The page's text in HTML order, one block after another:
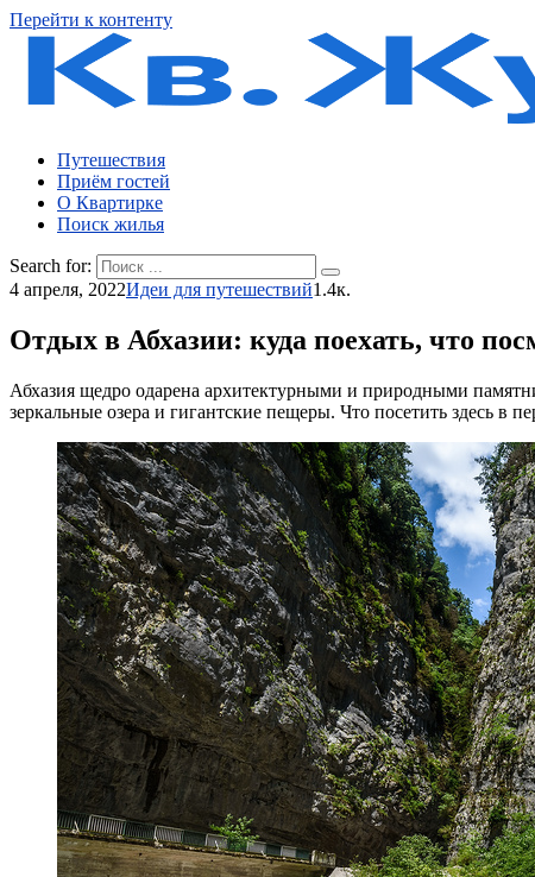
Перейти к контенту
Путешествия
Приём гостей
О Квартирке
Поиск жилья
Search for:
4 апреля, 2022Идеи для путешествий1.4к.
Отдых в Абхазии: куда поехать, что
Абхазия щедро одарена архитектурными и природными
зеркальные озера и гигантские пещеры. Что посетить здесь в